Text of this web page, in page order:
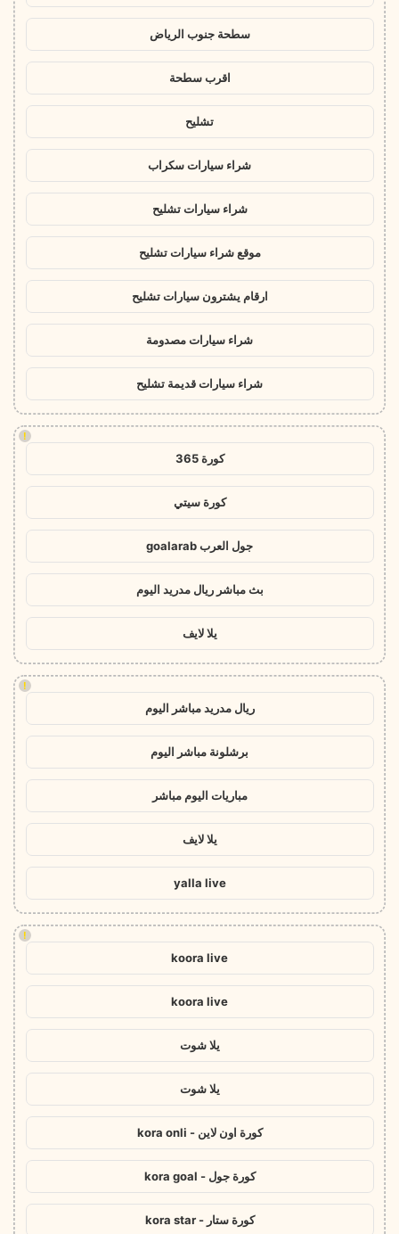
سطحة جنوب الرياض
اقرب سطحة
تشليح
شراء سيارات سكراب
شراء سيارات تشليح
موقع شراء سيارات تشليح
ارقام يشترون سيارات تشليح
شراء سيارات مصدومة
شراء سيارات قديمة تشليح
!
كورة 365
كورة سيتي
جول العرب goalarab
بث مباشر ريال مدريد اليوم
يلا لايف
!
ريال مدريد مباشر اليوم
برشلونة مباشر اليوم
مباريات اليوم مباشر
يلا لايف
yalla live
!
koora live
koora live
يلا شوت
يلا شوت
كورة اون لاين - kora onli
كورة جول - kora goal
كورة ستار - kora star